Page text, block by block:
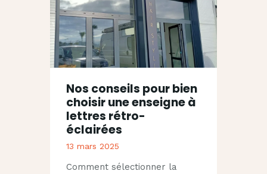
Nos conseils pour bien
choisir une enseigne à
lettres rétro-
éclairées
13 mars 2025
Comment sélectionner la